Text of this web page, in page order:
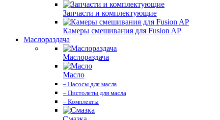
Запчасти и комплектующие
Камеры смешивания для Fusion AP
Маслораздача
Маслораздача
Масло
– Насосы для масла
– Пистолеты для масла
– Комплекты